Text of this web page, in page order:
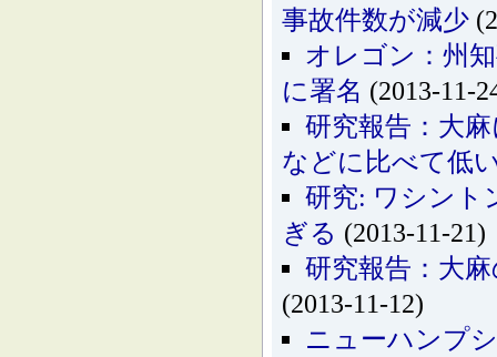
事故件数が減少
オレゴン：州
に署名 (2013-11-
研究報告：大
などに比べて低
研究: ワシント
ぎる (2013-11-21)
研究報告：大
(2013-11-12)
ニューハンプ